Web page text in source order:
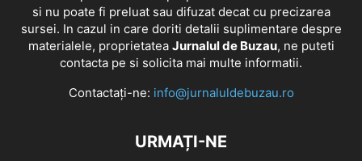
si nu poate fi preluat sau difuzat decat cu precizarea
sursei. In cazul in care doriti detalii suplimentare despre
materialele, proprietatea Jurnalul de Buzau, ne puteti
contacta pe si solicita mai multe informatii.
Contactați-ne: info@jurnaluldebuzau.ro
URMAȚI-NE